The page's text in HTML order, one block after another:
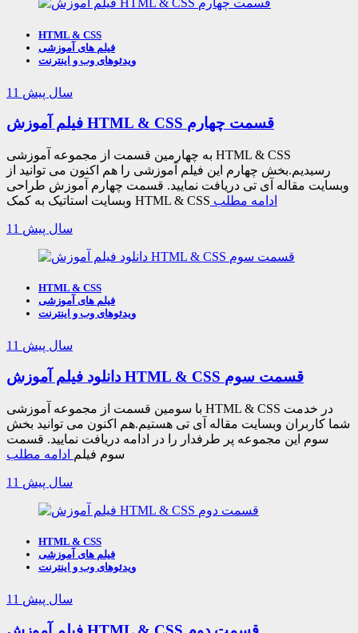
HTML & CSS
فیلم های آموزشی
ویدئوهای وب و اینترنت
11 سال پیش
فیلم آموزش HTML & CSS قسمت چهارم
به چهارمین قسمت از مجموعه آموزشی HTML & CSS
رسیدیم.بخش چهارم این فیلم آموزشی را هم اکنون می توانید از
وبسایت مقاله آی تی دریافت نمایید. قسمت چهارم آموزش طراحی
وبسایت استاتیک به کمک HTML & CSS ادامه مطلب
11 سال پیش
HTML & CSS
فیلم های آموزشی
ویدئوهای وب و اینترنت
11 سال پیش
دانلود فیلم آموزش HTML & CSS قسمت سوم
با سومین قسمت از مجموعه آموزشی HTML & CSS در خدمت
شما کاربران وبسایت مقاله آی تی هستیم.هم اکنون می توانید بخش
سوم این مجموعه پر طرفدار را در ادامه دریافت نمایید. قسمت
سوم فیلم ادامه مطلب
11 سال پیش
HTML & CSS
فیلم های آموزشی
ویدئوهای وب و اینترنت
11 سال پیش